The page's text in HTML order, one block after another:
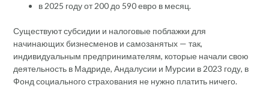
в 2025 году от 200 до 590 евро в месяц.
Существуют субсидии и налоговые поблажки для
начинающих бизнесменов и самозанятых — так,
индивидуальным предпринимателям, которые начали свою
деятельность в Мадриде, Андалусии и Мурсии в 2023 году, в
Фонд социального страхования не нужно платить ничего.